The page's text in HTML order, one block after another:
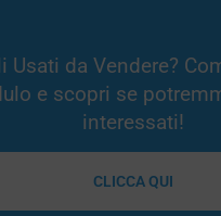
Usati da Vendere?
e scopri se
interessati!
CLICCA QUI